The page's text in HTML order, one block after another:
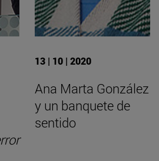
13 | 10 | 2020
Ana Marta González
y un banquete de
sentido